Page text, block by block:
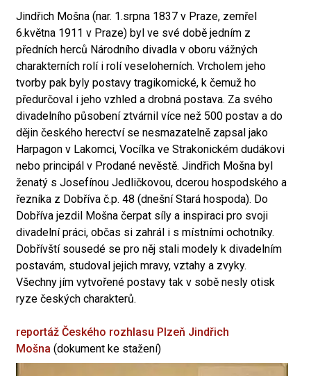
Jindřich Mošna (nar. 1.srpna 1837 v Praze, zemřel
6.května 1911 v Praze) byl ve své době jedním z
předních herců Národního divadla v oboru vážných
charakterních rolí i rolí veseloherních. Vrcholem jeho
tvorby pak byly postavy tragikomické, k čemuž ho
předurčoval i jeho vzhled a drobná postava. Za svého
divadelního působení ztvárnil více než 500 postav a do
dějin českého herectví se nesmazatelně zapsal jako
Harpagon v Lakomci, Vocílka ve Strakonickém dudákovi
nebo principál v Prodané nevěstě. Jindřich Mošna byl
ženatý s Josefínou Jedličkovou, dcerou hospodského a
řezníka z Dobříva č.p. 48 (dnešní Stará hospoda). Do
Dobříva jezdil Mošna čerpat síly a inspiraci pro svoji
divadelní práci, občas si zahrál i s místními ochotníky.
Dobřívští sousedé se pro něj stali modely k divadelním
postavám, studoval jejich mravy, vztahy a zvyky.
Všechny jím vytvořené postavy tak v sobě nesly otisk
ryze českých charakterů.
reportáž Českého rozhlasu Plzeň Jindřich
Mošna (dokument ke stažení)